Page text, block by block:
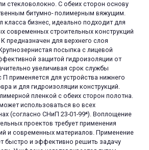
стекловолокно. С обеих сторон основу
битумно- полимерным вяжущим.
класса бизнес, идеально подходит для
современных строительных конструкций
предназначен для верхнего слоя
посыпка с лицевой
защитой гидроизоляции от
увеличивая срок службы
применяется для устройства нижнего
и для гидроизоляции конструкций.
пленкой с обеих сторон полотна.
использоваться во всех
(согласно СНиП 23-01-99*). Воплощение
проектов требует применения
и современных материалов. Применение
быстро и эффективно решить задачу